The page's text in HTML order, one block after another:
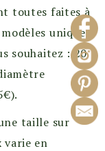
toutes faites à
uniques,
souhaitez : 20
taille sur
varie en